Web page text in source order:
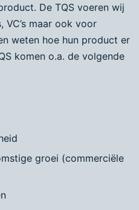
De TQS voeren wij
VC’s maar ook voor
weten hoe hun product er
komen o.a. de volgende
groei (commerciële